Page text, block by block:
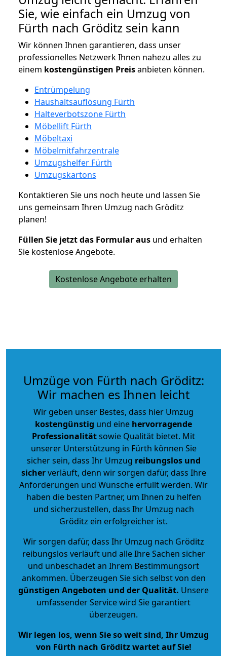
Sie, wie einfach ein Umzug von
Fürth nach Gröditz sein kann
Wir können Ihnen garantieren, dass unser
professionelles Netzwerk Ihnen nahezu alles zu
einem kostengünstigen Preisanbieten können.
Entrümpelung
Haushaltsauflösung Fürth
Halteverbotszone Fürth
Möbellift Fürth
Möbeltaxi
Möbelmitfahrzentrale
Umzugshelfer Fürth
Umzugskartons
Kontaktieren Sie uns noch heute und lassen Sie
uns gemeinsam Ihren Umzug nach Gröditz
planen!
Füllen Sie jetzt das Formular aus und erhalten
Sie kostenlose Angebote.
Kostenlose Angebote erhalten
Umzüge von Fürth nach Gröditz:
Wir machen es Ihnen leicht
Wir geben unser Bestes, dass hier Umzug
kostengünstig und eine hervorragende
Professionalitätsowie Qualität bietet. Mit
unserer Unterstützung in Fürth können Sie
sicher sein, dass Ihr Umzug reibungslos und
sicherverläuft, denn wir sorgen dafür, dass Ihre
Anforderungen und Wünsche erfüllt werden. Wir
haben die besten Partner, um Ihnen zu helfen
und sicherzustellen, dass Ihr Umzug nach
Gröditz ein erfolgreicher ist.
Wir sorgen dafür, dass Ihr Umzug nach Gröditz
reibungslos verläuft und alle Ihre Sachen sicher
und unbeschadet an Ihrem Bestimmungsort
ankommen. Überzeugen Sie sich selbst von den
günstigen Angeboten und der Qualität. Unsere
umfassender Service wird Sie garantiert
überzeugen.
Wir legen los, wenn Sie so weit sind, Ihr Umzug
von Fürth nach Gröditz wartet auf Sie!